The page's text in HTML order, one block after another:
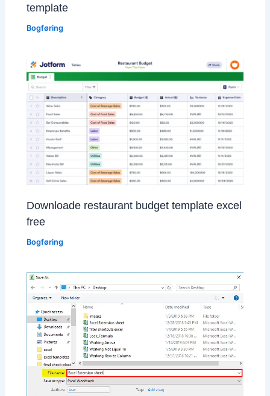
template
Bogføring
Downloade restaurant budget template excel
free
Bogføring